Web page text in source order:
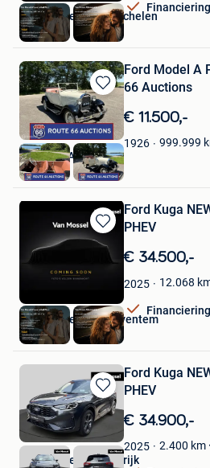
Van Mossel Ford Mechelen
Mechelen
Bewaren
in
Mijn
Favorieten
Ford Model A
66 Auctions
€ 11.500,-
1926 999.999
Route 66 Auctions
Waalwijk
Bewaren
Favorieten
Ford Kuga
PHEV
€ 34.500,-
2025 12.068
Van Mossel Ford Zaventem
Zaventem
Bewaren
in
Mijn
Favorieten
Ford Kuga
PHEV
€ 34.900,-
2025 2.400 km
Van Mossel Ford Wilrijk